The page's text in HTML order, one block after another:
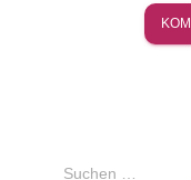
S
Suchen …